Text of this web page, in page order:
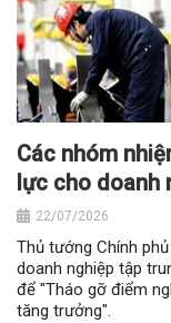
Các nhóm
lực cho doanh
22/07/2026
Thủ tướng Chính
doanh nghiệp tập
để "Tháo gỡ điểm
tăng trưởng".